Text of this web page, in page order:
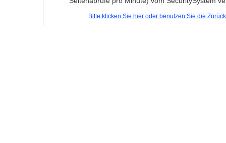
Bitte klicken Sie hier oder benutzen Sie die